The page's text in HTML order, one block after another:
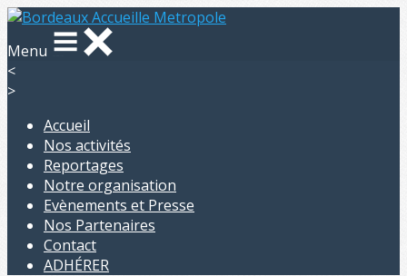
Menu
<
>
Accueil
Nos activités
Reportages
Notre organisation
Evènements et Presse
Nos Partenaires
Contact
ADHÉRER